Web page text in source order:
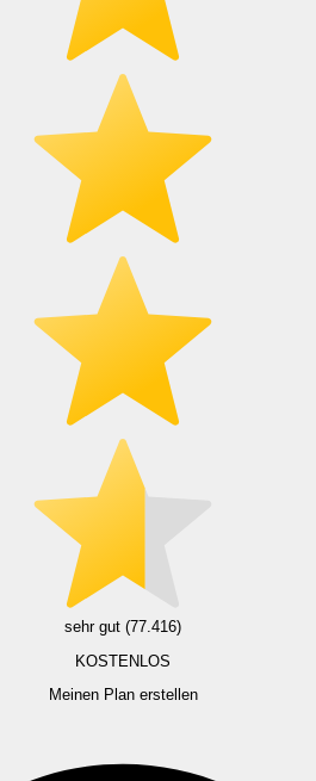
sehr gut (77.416)
KOSTENLOS
Meinen Plan erstellen